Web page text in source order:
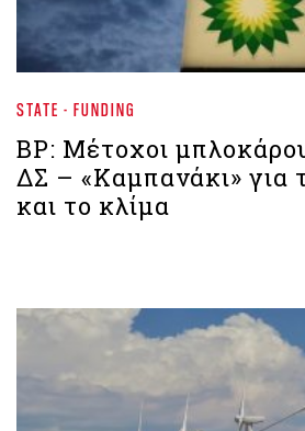
STATE - FUNDING
BP: Μέτοχοι
ΔΣ – «Καμπανάκι» για
και το κλίμα